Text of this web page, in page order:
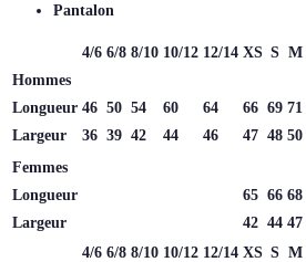
Pantalon
4/6 6/8 8/10 10/12 12/14 XS S M
Hommes
Longueur 46 50 54 60 64 66 69 71
Largeur
36 39 42 44 46 47 48 50
Femmes
Longueur
65 66 68
Largeur
42 44 47
4/6 6/8 8/10 10/12 12/14 XS S M